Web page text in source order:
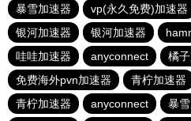
暴雪加速器
vp(永久免费)加速器
银河加速器
银河加速器
哇哇加速器
anyconnect 橘
免费海外pvn加速器
青柠加速器
青柠加速器
anyconnect 暴